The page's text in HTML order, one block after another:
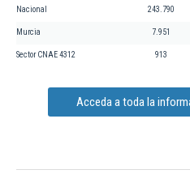
Nacional 243.790
Murcia 7.951
Sector CNAE 4312 913
Acceda a toda la